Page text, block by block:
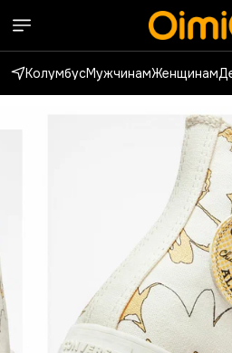
КолумбусМужчинамЖенщинам